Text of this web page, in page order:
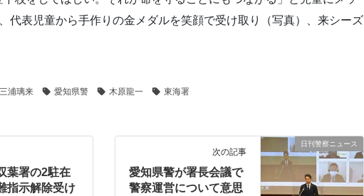
代表児童から手作りの金メダルを笑顔で受け取り（写真）、来シーズ
三浦璃来 愛知県警 木原龍一 東海署
葉署の2駐在
指示解除受け
日刊警察ニュース
次の記事
愛知県警が署長会議で
警察運営について意思